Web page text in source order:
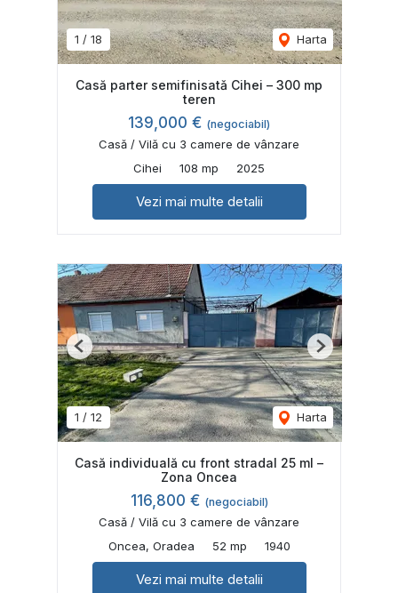
1 / 18 Harta
Casă parter semifinisatǎ Cihei – 300 mp
teren
139,000 € (negociabil)
Casă / Vilă cu 3 camere de vânzare
Cihei
108 mp 2025
Vezi mai multe detalii
1 / 12 Harta
Previous Next
Casă individuală cu front stradal 25 ml –
Zona Oncea
116,800 € (negociabil)
Casă / Vilă cu 3 camere de vânzare
Oncea, Oradea
52 mp 1940
Vezi mai multe detalii